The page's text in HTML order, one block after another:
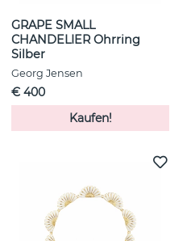
GRAPE SMALL
CHANDELIER Ohrring
Silber
Georg Jensen
€ 400
Kaufen!